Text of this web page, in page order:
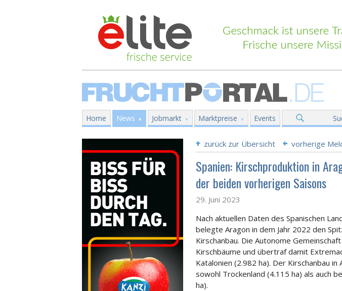
Home News Jobmarkt Marktpreise Events
zurück zur Übersicht vorherige
Spanien: Kirschproduktion in
der beiden vorherigen Saisons
29. Juni 2023
Nach aktuellen Daten des Spanischen
belegte Aragon in dem Jahr 2022 den
Kirschanbau. Die Autonome
Kirschbäume und übertraf damit
Katalonien (2.982 ha). Der Kirschanbau in
sowohl Trockenland (4.115 ha) als auch
ha).